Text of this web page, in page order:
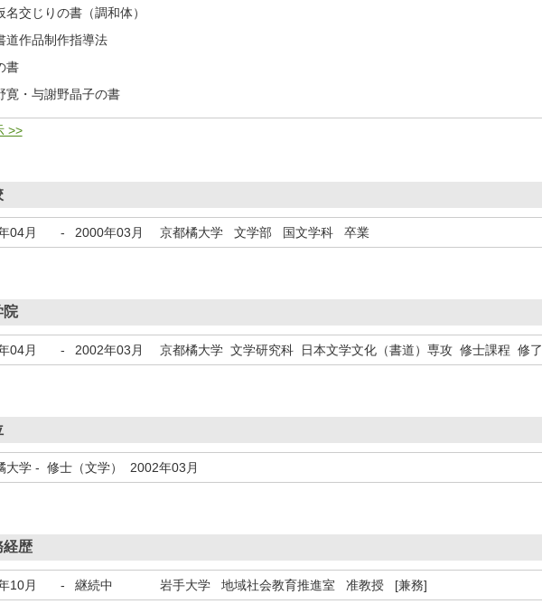
名交じりの書（調和体）
道作品制作指導法
書
寛・与謝野晶子の書
>>
04月 - 2000年03月 京都橘大学 文学部 国文学科 卒業
院
04月 - 2002年03月 京都橘大学 文学研究科 日本文学文化（書道）専攻 修士課程 修了
大学 - 修士（文学） 2002年03月
経歴
10月 - 継続中 岩手大学 地域社会教育推進室 准教授 [兼務]